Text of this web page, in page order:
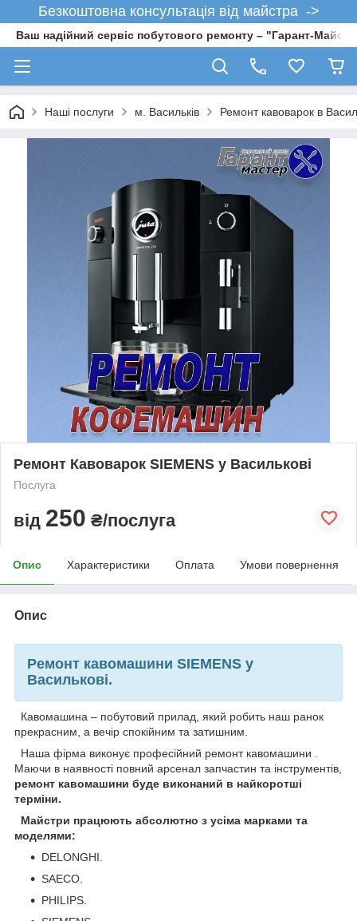
Безкоштовна консультація від майстра ->
Ваш надійний сервіс побутового ремонту – "Гарант-
Наші послуги м. Васильків Ремонт кавоварок в
Ремонт Кавоварок SIEMENS у Василькові
Послуга
від 250 ₴/послуга
Опис Характеристики Оплата Умови повернення
Опис
Ремонт кавомашини SIEMENS у
Василькові.
Кавомашина – побутовий прилад, який робить наш ранок
прекрасним, а вечір спокійним та затишним.
Наша фірма виконує професійний ремонт кавомашини .
Маючи в наявності повний арсенал запчастин та інструментів,
ремонт кавомашини буде виконаний в найкоротші
терміни.
Майстри працюють абсолютно з усіма марками та
моделями:
DELONGHI.
SAECO.
PHILIPS.